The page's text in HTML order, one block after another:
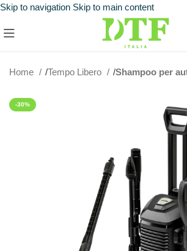
Skip to navigation Skip to main content
Home Tempo Libero Shampoo per
-30%